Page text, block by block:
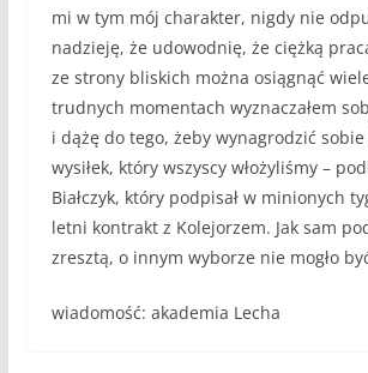
mi w tym mój charakter, nigdy nie
nadzieję, że udowodnię, że ciężką
ze strony bliskich można osiągnąć
trudnych momentach wyznaczałem
i dążę do tego, żeby wynagrodzić
wysiłek, który wszyscy włożyliśmy –
Białczyk, który podpisał w minionych
letni kontrakt z Kolejorzem. Jak sam
zresztą, o innym wyborze nie mogło
wiadomość: akademia Lecha